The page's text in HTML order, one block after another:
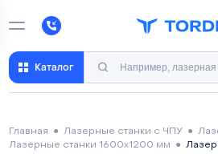
Каталог
Главная ● Лазерные станки с ЧПУ●
Лазерные станки 1600х1200 мм ●